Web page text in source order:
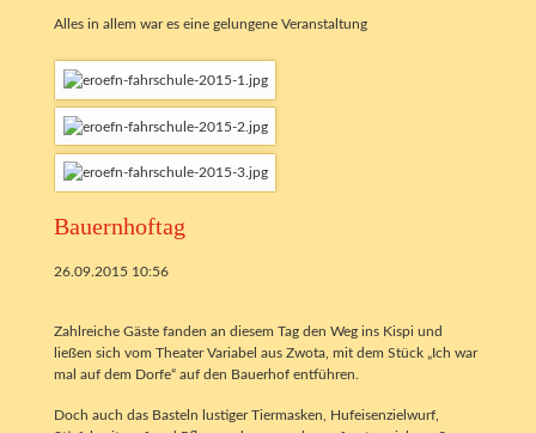
Alles in allem war es eine gelungene Veranstaltung
Bauernhoftag
26.09.2015 10:56
Zahlreiche Gäste fanden an diesem Tag den Weg ins Kispi und
ließen sich vom Theater Variabel aus Zwota, mit dem Stück „Ich war
mal auf dem Dorfe“ auf den Bauerhof entführen.
Doch auch das Basteln lustiger Tiermasken, Hufeisenzielwurf,